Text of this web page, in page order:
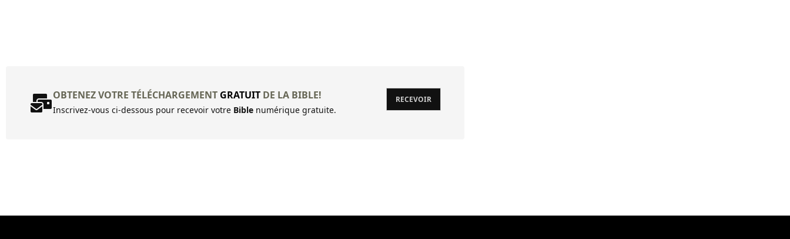
OBTENEZ VOTRE TÉLÉCHARGEMENT GRATUIT DE LA BIBLE!
Inscrivez-vous ci-dessous pour recevoir votre Bible numérique gratuite.
RECEVOIR